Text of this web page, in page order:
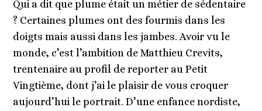
Qui a dit que plume était un métier de sédentaire
? Certaines plumes ont des fourmis dans les
doigts mais aussi dans les jambes. Avoir vu le
monde, c’est l’ambition de Matthieu Crevits,
trentenaire au profil de reporter au Petit
Vingtième, dont j’ai le plaisir de vous croquer
aujourd’hui le portrait. D’une enfance nordiste,